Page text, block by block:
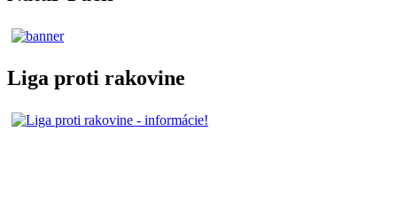
Liga proti rakovine